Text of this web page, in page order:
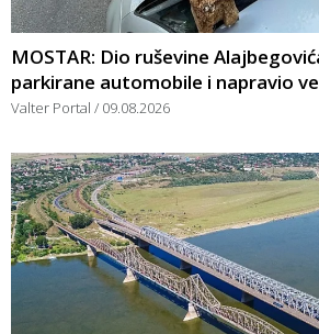
MOSTAR: Dio ruševine
parkirane automobile i napravio
Valter Portal 09.08.2026